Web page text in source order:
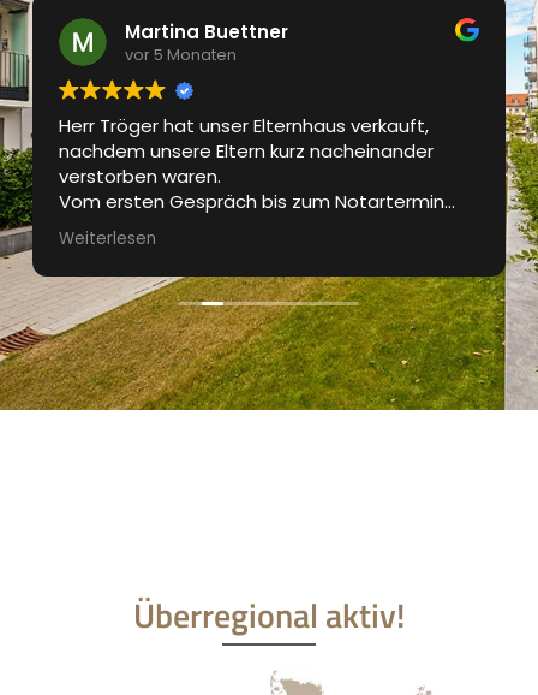
Martina Buettner
vor 5 Monaten
Herr Tröger hat unser Elternhaus verkauft,
nachdem unsere Eltern kurz nacheinander
verstorben waren.
Vom ersten Gespräch bis zum Notartermin
waren wir bestens betreut. Das Exposé wurde
professionell gestaltet, die
Besichtigungstermine waren gut organisiert.
Regelmässig wurden wir über den aktuellen
Stand des Verkaufprozesses informiert.
Sehr guter und professioneller Auftritt und für
uns die perfekte Lösung in einer für uns nicht
einfachen Zeit.
Weiterlesen
Überregional aktiv!